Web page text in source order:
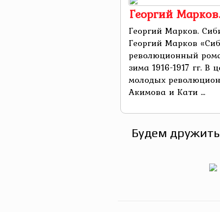
Георгий
Георгий Марков.
Георгий Марков
революционный
зима 1916-1917 гг. В
молодых
Акимова и Кати ...
Будем